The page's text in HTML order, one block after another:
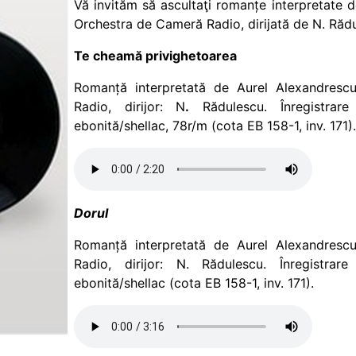
Vă invităm să ascultaţi romanțe interpretate
Orchestra de Cameră Radio, dirijată de N.
Te cheamă privighetoarea
Romanță interpretată de Aurel
Radio, dirijor: N. Rădulescu.
ebonită/shellac, 78r/m (cota EB 158-1, inv. 171).
Dorul
Romanță interpretată de Aurel
Radio, dirijor: N. Rădulescu.
ebonită/shellac (cota EB 158-1, inv. 171).